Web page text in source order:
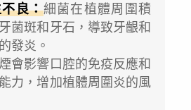
良：細菌在植體周圍積
菌斑和牙石，導致牙齦和
發炎。
會影響口腔的免疫反應和
力，增加植體周圍炎的風